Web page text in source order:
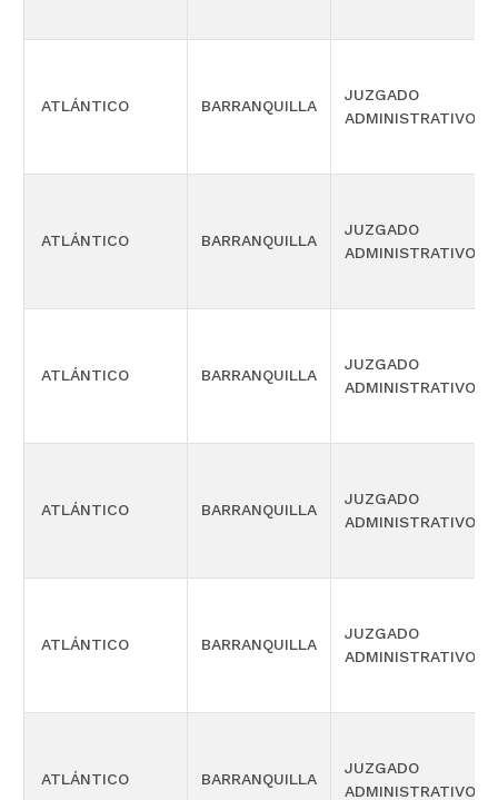
ATLÁNTICO BARRANQUILLA
JUZGADO
ADMINISTRATIVO
ATLÁNTICO BARRANQUILLA
JUZGADO
ADMINISTRATIVO
ATLÁNTICO BARRANQUILLA
JUZGADO
ADMINISTRATIVO
ATLÁNTICO BARRANQUILLA
JUZGADO
ADMINISTRATIVO
ATLÁNTICO BARRANQUILLA
JUZGADO
ADMINISTRATIVO
ATLÁNTICO BARRANQUILLA
JUZGADO
ADMINISTRATIVO